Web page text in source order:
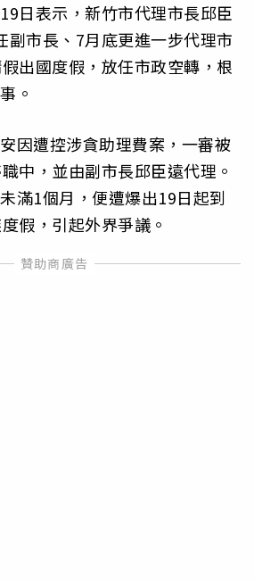
日表示，新竹市代理市長邱臣
副市長、7月底更進一步代理市
出國度假，放任市政空轉，根
。
因遭控涉貪助理費案，一審被
中，並由副市長邱臣遠代理。
滿1個月，便遭爆出19日起到
假，引起外界爭議。